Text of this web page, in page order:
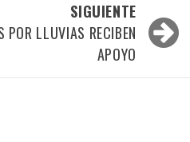
SIGUIENTE
POR LLUVIAS RECIBEN
APOYO